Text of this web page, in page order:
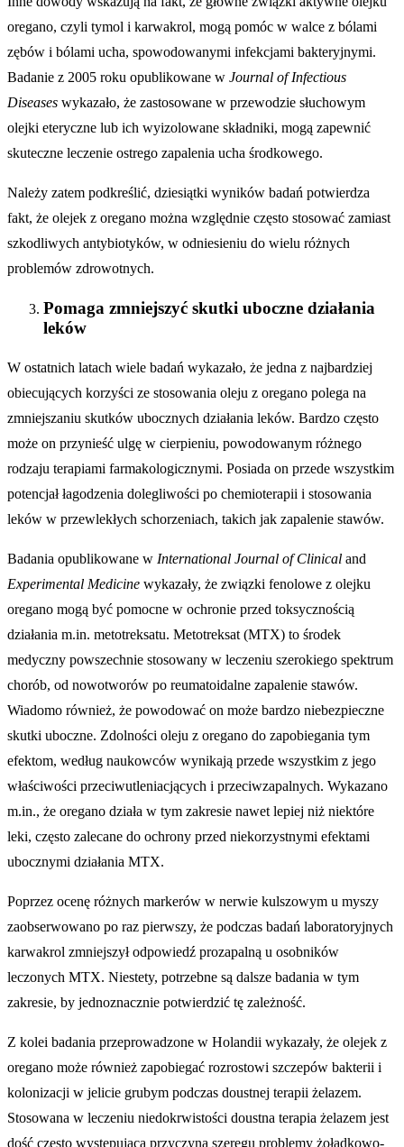
oregano, czyli tymol i karwakrol, mogą pomóc w walce z bólami
zębów i bólami ucha, spowodowanymi infekcjami bakteryjnymi.
Badanie z 2005 roku opublikowane w Journal of Infectious
Diseases wykazało, że zastosowane w przewodzie słuchowym
olejki eteryczne lub ich wyizolowane składniki, mogą zapewnić
skuteczne leczenie ostrego zapalenia ucha środkowego.
Należy zatem podkreślić, dziesiątki wyników badań potwierdza
fakt, że olejek z oregano można względnie często stosować zamiast
szkodliwych antybiotyków, w odniesieniu do wielu różnych
problemów zdrowotnych.
Pomaga zmniejszyć skutki uboczne działania
leków
W ostatnich latach wiele badań wykazało, że jedna z najbardziej
obiecujących korzyści ze stosowania oleju z oregano polega na
zmniejszaniu skutków ubocznych działania leków. Bardzo często
może on przynieść ulgę w cierpieniu, powodowanym różnego
rodzaju terapiami farmakologicznymi. Posiada on przede wszystkim
potencjał łagodzenia dolegliwości po chemioterapii i stosowania
leków w przewlekłych schorzeniach, takich jak zapalenie stawów.
Badania opublikowane w International Journal of Clinical and
Experimental Medicine wykazały, że związki fenolowe z olejku
oregano mogą być pomocne w ochronie przed toksycznością
działania m.in. metotreksatu. Metotreksat (MTX) to środek
medyczny powszechnie stosowany w leczeniu szerokiego spektrum
chorób, od nowotworów po reumatoidalne zapalenie stawów.
Wiadomo również, że powodować on może bardzo niebezpieczne
skutki uboczne. Zdolności oleju z oregano do zapobiegania tym
efektom, według naukowców wynikają przede wszystkim z jego
właściwości przeciwutleniacjących i przeciwzapalnych. Wykazano
m.in., że oregano działa w tym zakresie nawet lepiej niż niektóre
leki, często zalecane do ochrony przed niekorzystnymi efektami
ubocznymi działania MTX.
Poprzez ocenę różnych markerów w nerwie kulszowym u myszy
zaobserwowano po raz pierwszy, że podczas badań laboratoryjnych
karwakrol zmniejszył odpowiedź prozapalną u osobników
leczonych MTX. Niestety, potrzebne są dalsze badania w tym
zakresie, by jednoznacznie potwierdzić tę zależność.
Z kolei badania przeprowadzone w Holandii wykazały, że olejek z
oregano może również zapobiegać rozrostowi szczepów bakterii i
kolonizacji w jelicie grubym podczas doustnej terapii żelazem.
Stosowana w leczeniu niedokrwistości doustna terapia żelazem jest
dość często występującą przyczyną szeregu problemy żołądkowo-